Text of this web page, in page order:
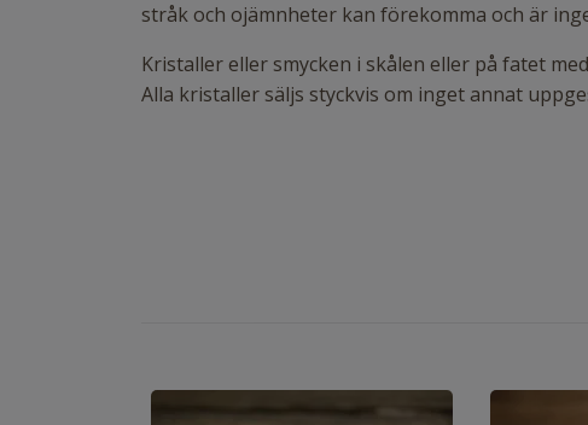
stråk och ojämnheter kan förekomma och är
Kristaller eller smycken i skålen eller på fatet
Alla kristaller säljs styckvis om inget annat